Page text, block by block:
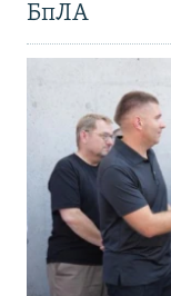
БпЛА